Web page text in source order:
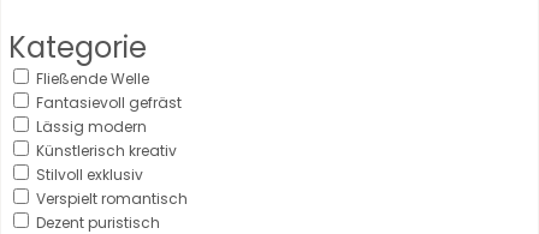
Kategorie
Fließende Welle
Fantasievoll gefräst
Lässig modern
Künstlerisch kreativ
Stilvoll exklusiv
Verspielt romantisch
Dezent puristisch